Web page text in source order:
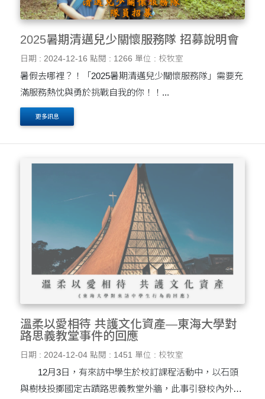
2025暑期清邁兒少關懷服務隊 招募說明會
日期 : 2024-12-16 點閱 : 1266 單位 : 校牧室
暑假去哪裡？！「2025暑期清邁兒少關懷服務隊」需要充
滿服務熱忱與勇於挑戰自我的你！！...
更多訊息
溫柔以愛相待 共護文化資產—東海大學對
路思義教堂事件的回應
日期 : 2024-12-04 點閱 : 1451 單位 : 校牧室
12月3日，有來訪中學生於校訂課程活動中，以石頭
與樹枝投擲國定古蹟路思義教堂外牆，此事引發校內外關